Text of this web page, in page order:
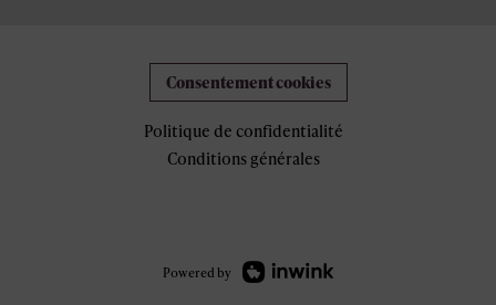
Consentement cookies
Politique de confidentialité
Conditions générales
Powered by